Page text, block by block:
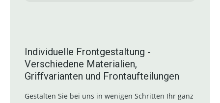
Individuelle Frontgestaltung -
Verschiedene Materialien,
Griffvarianten und Frontaufteilungen
Gestalten Sie bei uns in wenigen Schritten Ihr ganz